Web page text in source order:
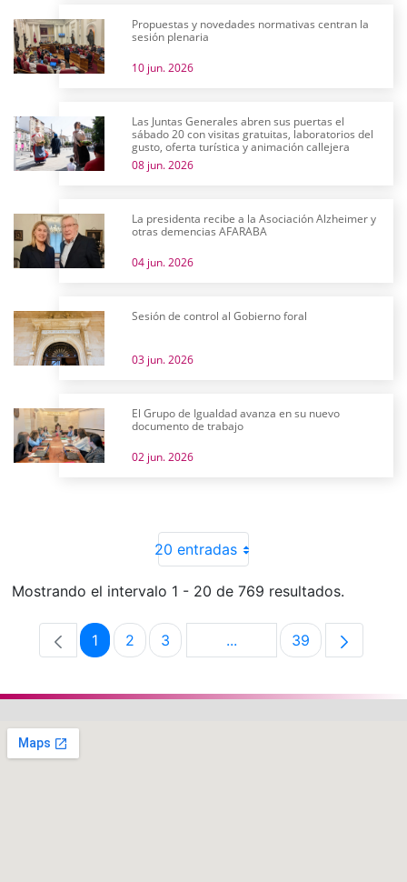
Propuestas y novedades normativas centran la
sesión plenaria
10 jun. 2026
Las Juntas Generales abren sus puertas el
sábado 20 con visitas gratuitas, laboratorios del
gusto, oferta turística y animación callejera
08 jun. 2026
La presidenta recibe a la Asociación Alzheimer y
otras demencias AFARABA
04 jun. 2026
Sesión de control al Gobierno foral
03 jun. 2026
El Grupo de Igualdad avanza en su nuevo
documento de trabajo
02 jun. 2026
20 entradas
Mostrando el intervalo 1 - 20 de 769 resultados.
Página
1 Página
2 Página
3 ...Páginas intermedias Use
Página
39